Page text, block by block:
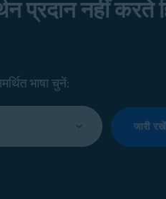
प्रदान नहीं करते
भाषा चुनें:
जारी रखें